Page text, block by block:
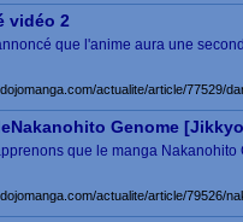
vidéo 2
que l'anime aura une
actualite/article/77529/
Genome
que le manga
actualite/article/79526/